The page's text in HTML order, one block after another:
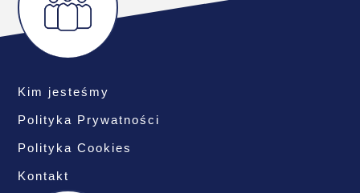
Kim jesteśmy
Polityka Prywatności
Polityka Cookies
Kontakt